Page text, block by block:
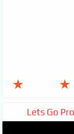
★ ★
Lets Go